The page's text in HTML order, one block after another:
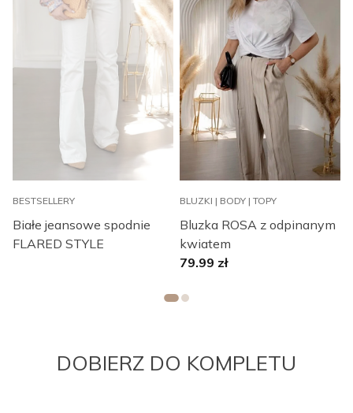
BESTSELLERY
Białe jeansowe spodnie
FLARED STYLE
BLUZKI | BODY | TOPY
Bluzka ROSA z odpinanym
kwiatem
79.99 zł
DOBIERZ DO KOMPLETU